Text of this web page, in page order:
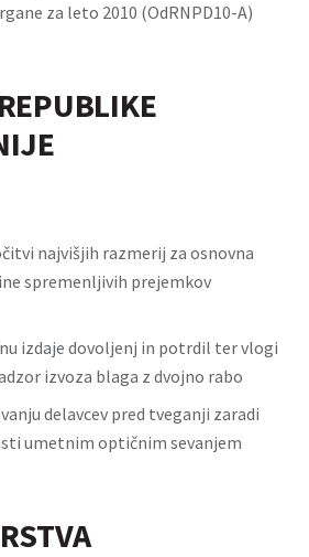
za leto 2010 (OdRNPD10-A)
najvišjih razmerij za osnovna
spremenljivih prejemkov
izdaje dovoljenj in potrdil ter vlogi
izvoza blaga z dvojno rabo
delavcev pred tveganji zaradi
umetnim optičnim sevanjem